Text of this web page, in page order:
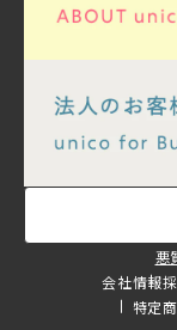
悪
会社情報
特定